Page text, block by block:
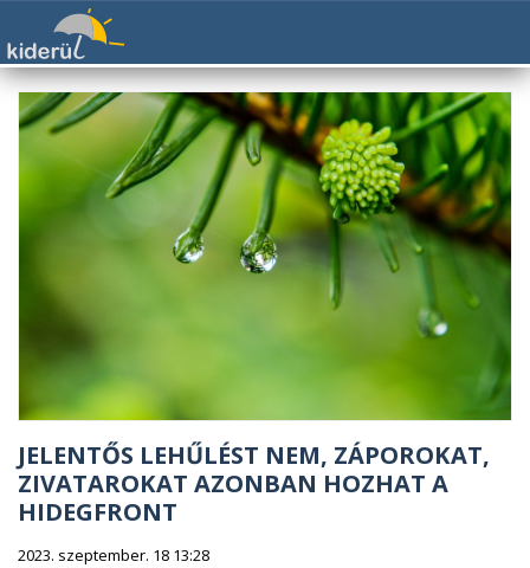
JELENTŐS LEHŰLÉST NEM, ZÁPOROKAT,
ZIVATAROKAT AZONBAN HOZHAT A
HIDEGFRONT
2023. szeptember. 18 13:28